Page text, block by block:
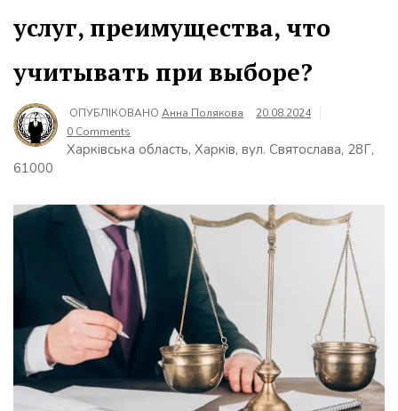
услуг, преимущества, что
учитывать при выборе?
ОПУБЛІКОВАНО Анна Полякова
20.08.2024
0 Comments
Харківська область, Харків, вул. Святослава, 28Г,
61000